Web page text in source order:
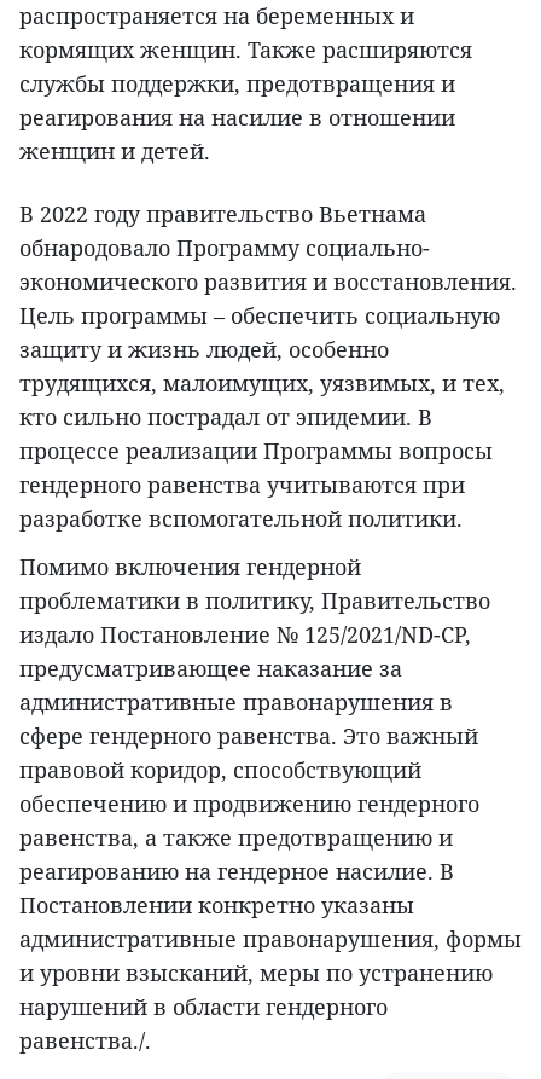
распространяется на беременных и
кормящих женщин. Также расширяются
службы поддержки, предотвращения и
реагирования на насилие в отношении
женщин и детей.
В 2022 году правительство Вьетнама
обнародовало Программу социально-
экономического развития и восстановления.
Цель программы – обеспечить социальную
защиту и жизнь людей, особенно
трудящихся, малоимущих, уязвимых, и тех,
кто сильно пострадал от эпидемии. В
процессе реализации Программы вопросы
гендерного равенства учитываются при
разработке вспомогательной политики.
Помимо включения гендерной
проблематики в политику, Правительство
издало Постановление № 125/2021/ND-CP,
предусматривающее наказание за
административные правонарушения в
сфере гендерного равенства. Это важный
правовой коридор, способствующий
обеспечению и продвижению гендерного
равенства, а также предотвращению и
реагированию на гендерное насилие. В
Постановлении конкретно указаны
административные правонарушения, формы
и уровни взысканий, меры по устранению
нарушений в области гендерного
равенства./.